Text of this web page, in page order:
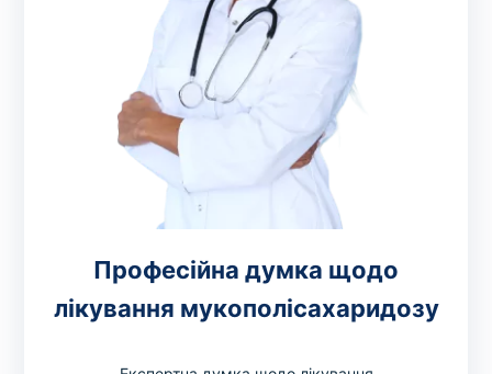
Професійна думка щодо
лікування мукополісахаридозу